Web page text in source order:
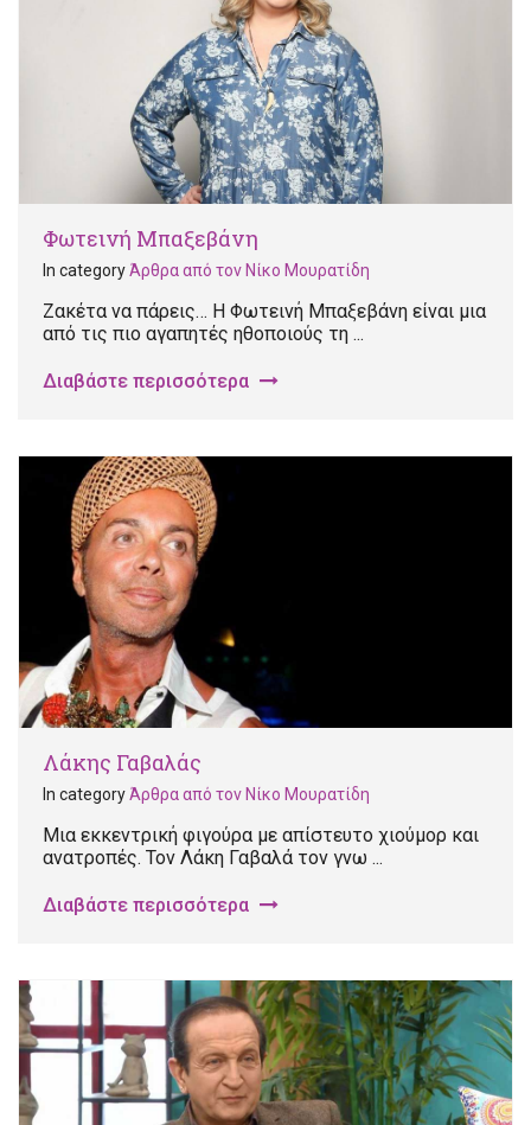
Φωτεινή Μπαξεβάνη
In categoryΆρθρα από τον Νίκο Μουρατίδη
Ζακέτα να πάρεις… Η Φωτεινή Μπαξεβάνη είναι μια
από τις πιο αγαπητές ηθοποιούς τη ...
Διαβάστε περισσότερα
Λάκης Γαβαλάς
In categoryΆρθρα από τον Νίκο Μουρατίδη
Μια εκκεντρική φιγούρα με απίστευτο χιούμορ και
ανατροπές. Τον Λάκη Γαβαλά τον γνω ...
Διαβάστε περισσότερα